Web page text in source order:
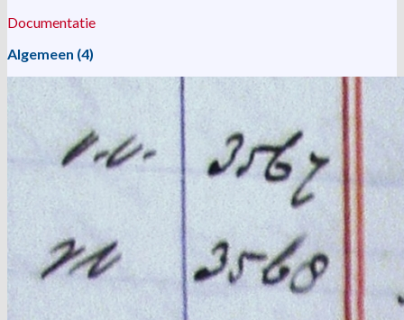
Documentatie
Algemeen (4)